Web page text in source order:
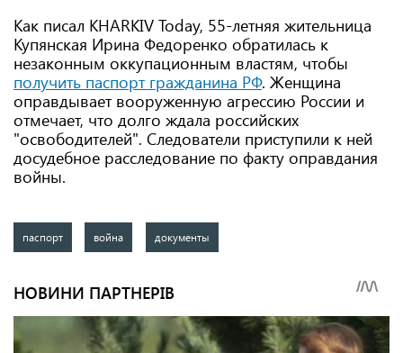
Как писал KHARKIV Today, 55-летняя жительница
Купянская Ирина Федоренко обратилась к
незаконным оккупационным властям, чтобы
получить паспорт гражданина РФ. Женщина
оправдывает вооруженную агрессию России и
отмечает, что долго ждала российских
"освободителей". Следователи приступили к ней
досудебное расследование по факту оправдания
войны.
паспорт война документы